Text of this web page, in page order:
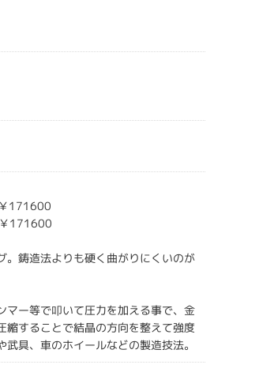
171600
171600
。鋳造法よりも硬く曲がりにくいのが
マー等で叩いて圧力を加える事で、金
縮することで結晶の方向を整えて強度
具、車のホイールなどの製造技法。